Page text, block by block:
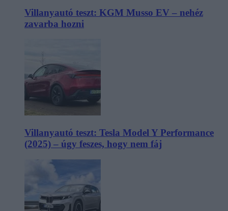
Villanyautó teszt: KGM Musso EV – nehéz
zavarba hozni
Villanyautó teszt: Tesla Model Y Performance
(2025) – úgy feszes, hogy nem fáj